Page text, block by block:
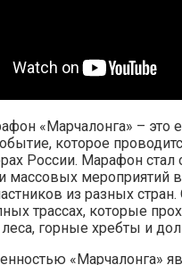
«Марчалонга» – это
которое
России. Марафон
массовых мероприятий
из разных
трассах, которые
горные хребты и
«Марчалонга»